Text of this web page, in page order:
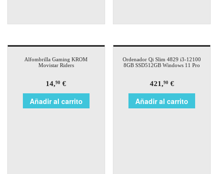
Alfombrilla Gaming KROM
Movistar Riders
14,90 €
Añadir al carrito
Ordenador Qi Slim 4829 i3-12100
8GB SSD512GB Windows 11 Pro
421,90€
Añadir al carrito